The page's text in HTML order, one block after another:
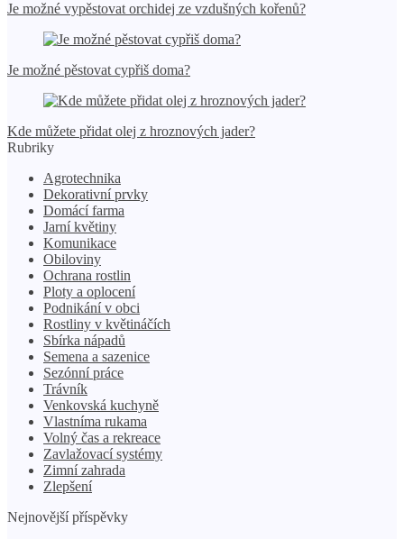
Je možné vypěstovat orchidej ze vzdušných kořenů?
Je možné pěstovat cypřiš doma?
Kde můžete přidat olej z hroznových jader?
Rubriky
Agrotechnika
Dekorativní prvky
Domácí farma
Jarní květiny
Komunikace
Obiloviny
Ochrana rostlin
Ploty a oplocení
Podnikání v obci
Rostliny v květináčích
Sbírka nápadů
Semena a sazenice
Sezónní práce
Trávník
Venkovská kuchyně
Vlastníma rukama
Volný čas a rekreace
Zavlažovací systémy
Zimní zahrada
Zlepšení
Nejnovější příspěvky